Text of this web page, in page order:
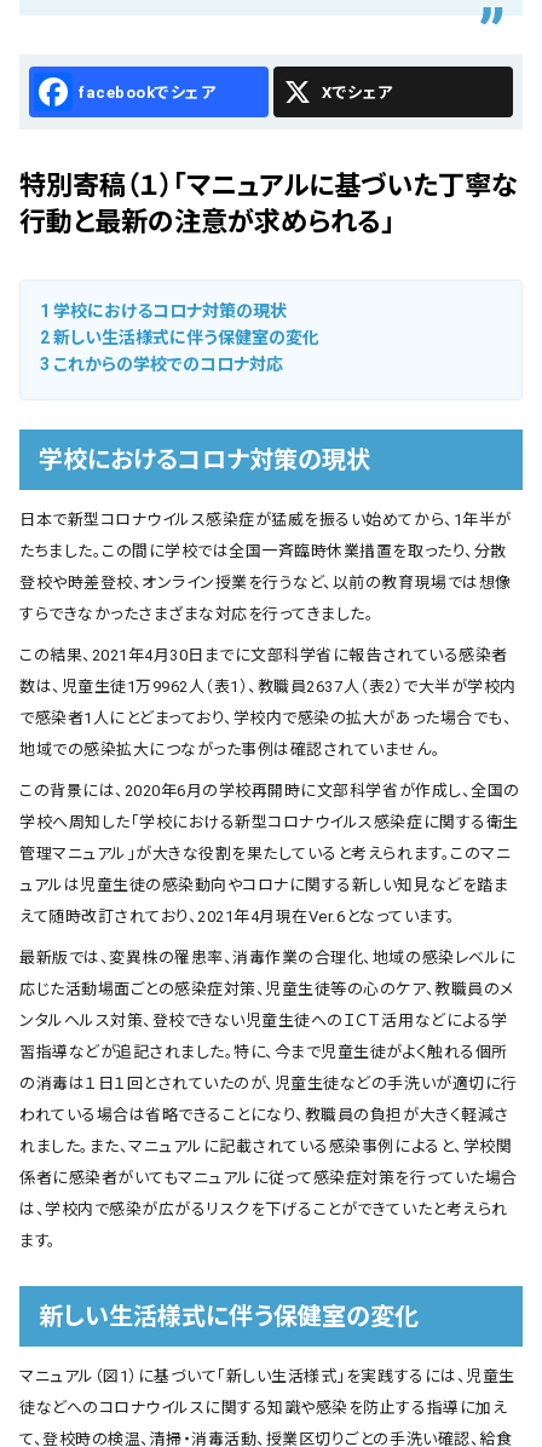
Facebook X
特別寄稿（１）「マニュアルに基づいた丁寧な
行動と最新の注意が求められる」
1 学校におけるコロナ対策の現状
2新しい生活様式に伴う保健室の変化
3 これからの学校でのコロナ対応
学校におけるコロナ対策の現状
日本で新型コロナウイルス感染症が猛威を振るい始めてから、1年半が
たちました。この間に学校では全国一斉臨時休業措置を取ったり、分散
登校や時差登校、オンライン授業を行うなど、以前の教育現場では想像
すらできなかったさまざまな対応を行ってきました。
この結果、2021年4月30日までに文部科学省に報告されている感染者
数は、児童生徒1万9962人（表1）、教職員2637人（表2）で大半が学校内
で感染者1人にとどまっており、学校内で感染の拡大があった場合でも、
地域での感染拡大につながった事例は確認されていません。
この背景には、2020年6月の学校再開時に文部科学省が作成し、全国の
学校へ周知した「学校における新型コロナウイルス感染症に関する衛生
管理マニュアル」が大きな役割を果たしていると考えられます。このマニ
ュアルは児童生徒の感染動向やコロナに関する新しい知見などを踏ま
えて随時改訂されており、2021年4月現在Ver.6となっています。
最新版では、変異株の罹患率、消毒作業の合理化、地域の感染レベルに
応じた活動場面ごとの感染症対策、児童生徒等の心のケア、教職員のメ
ンタルヘルス対策、登校できない児童生徒へのＩＣＴ活用などによる学
習指導などが追記されました。特に、今まで児童生徒がよく触れる個所
の消毒は１日１回とされていたのが、児童生徒などの手洗いが適切に行
われている場合は省略できることになり、教職員の負担が大きく軽減さ
れました。また、マニュアルに記載されている感染事例によると、学校関
係者に感染者がいてもマニュアルに従って感染症対策を行っていた場合
は、学校内で感染が広がるリスクを下げることができていたと考えられ
ます。
新しい生活様式に伴う保健室の変化
マニュアル（図1）に基づいて「新しい生活様式」を実践するには、児童生
徒などへのコロナウイルスに関する知識や感染を防止する指導に加え
て、登校時の検温、清掃・消毒活動、授業区切りごとの手洗い確認、給食